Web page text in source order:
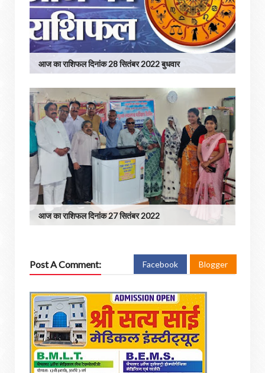
आज का राशिफल दिनांक 28 सितंबर 2022 बुधवार
आज का राशिफल दिनांक 27 सितंबर 2022
Post A Comment: Facebook Blogger